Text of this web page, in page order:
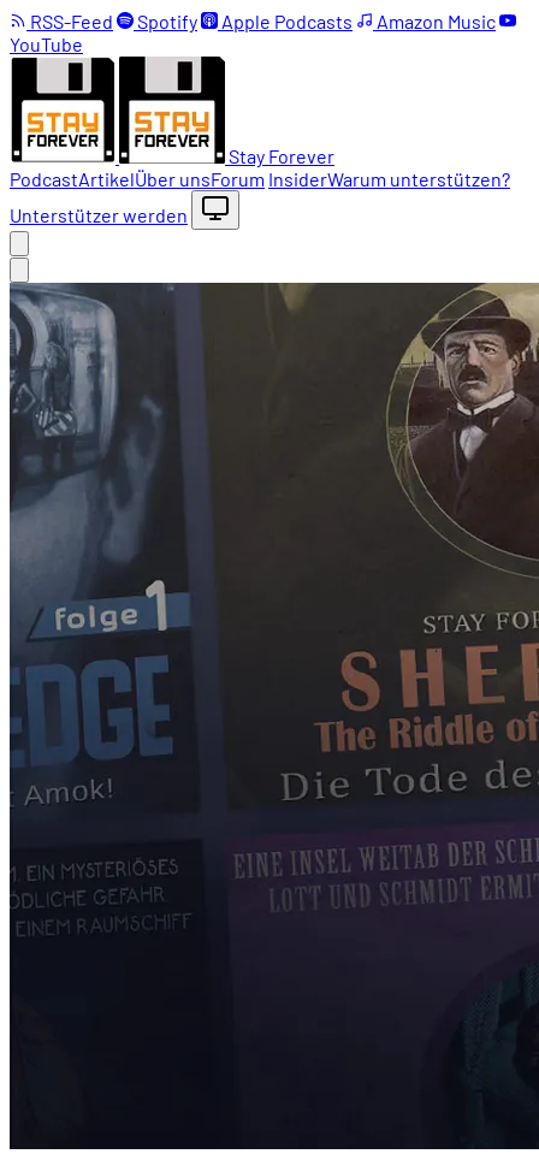
RSS-Feed Spotify Apple Podcasts
Amazon Music
YouTube
Stay Forever
PodcastArtikelÜber unsForum InsiderWarum unterstützen?
Unterstützer werden